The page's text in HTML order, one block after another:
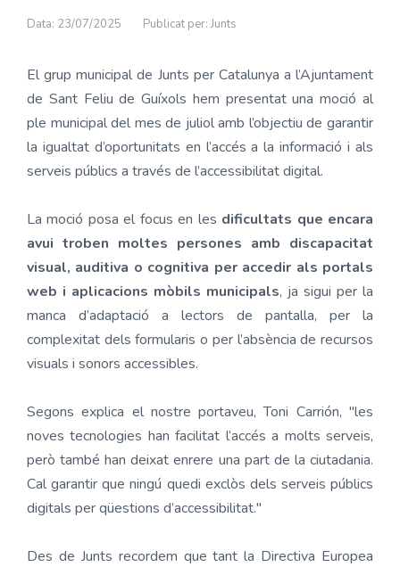
Data: 23/07/2025 Publicat per: Junts
El grup municipal de Junts per Catalunya a l’Ajuntament
de Sant Feliu de Guíxols hem presentat una moció al
ple municipal del mes de juliol amb l’objectiu de garantir
la igualtat d’oportunitats en l’accés a la informació i als
serveis públics a través de l’accessibilitat digital.
La moció posa el focus en les dificultats que encara
avui troben moltes persones amb discapacitat
visual, auditiva o cognitiva per accedir als portals
web i aplicacions mòbils municipals, ja sigui per la
manca d’adaptació a lectors de pantalla, per la
complexitat dels formularis o per l’absència de recursos
visuals i sonors accessibles.
Segons explica el nostre portaveu, Toni Carrión, "les
noves tecnologies han facilitat l’accés a molts serveis,
però també han deixat enrere una part de la ciutadania.
Cal garantir que ningú quedi exclòs dels serveis públics
digitals per qüestions d’accessibilitat."
Des de Junts recordem que tant la Directiva Europea